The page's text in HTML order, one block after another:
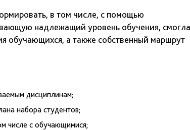
в том числе, с помощью
надлежащий уровень обучения, смогла
обучающихся, а также собственный маршрут
дисциплинам;
набора студентов;
числе с обучающимися;